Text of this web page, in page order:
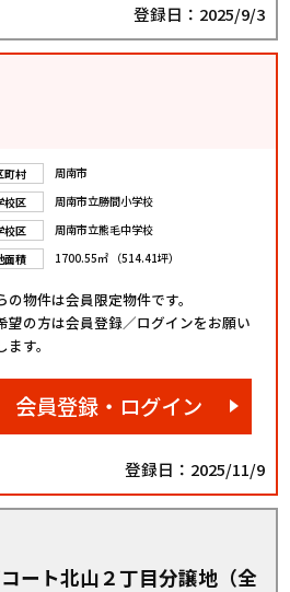
登録日：2025/9/3
町村
周南市
校区
周南市立勝間小学校
校区
周南市立熊毛中学校
面積
1700.55㎡ （514.41坪）
の物件は会員限定物件です。
望の方は会員登録／ログインをお願い
す。
会員登録・ログイン
登録日：2025/11/9
コート北山２丁目分譲地（全